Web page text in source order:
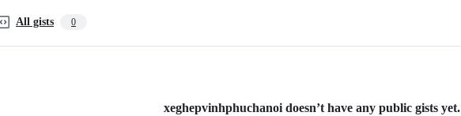
All gists 0
xeghepvinhphuchanoi doesn’t have any public gists yet.